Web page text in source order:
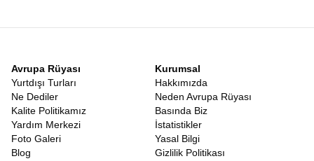
Avrupa Rüyası
Yurtdışı Turları
Ne Dediler
Kalite Politikamız
Yardım Merkezi
Foto Galeri
Blog
Kurumsal
Hakkımızda
Neden Avrupa Rüyası
Basında Biz
İstatistikler
Yasal Bilgi
Gizlilik Politikası